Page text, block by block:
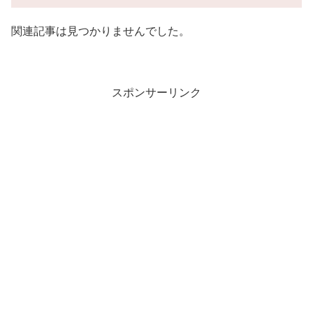
関連記事は見つかりませんでした。
スポンサーリンク